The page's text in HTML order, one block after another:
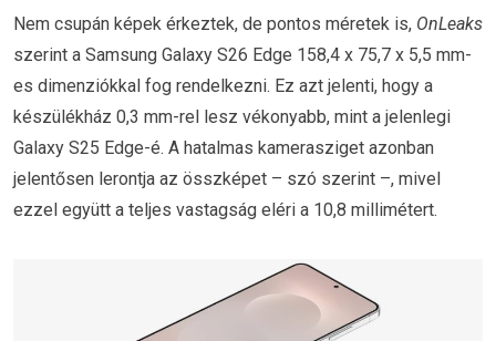
Nem csupán képek érkeztek, de pontos méretek is, OnLeaks
szerint a Samsung Galaxy S26 Edge 158,4 x 75,7 x 5,5 mm-
es dimenziókkal fog rendelkezni. Ez azt jelenti, hogy a
készülékház 0,3 mm-rel lesz vékonyabb, mint a jelenlegi
Galaxy S25 Edge-é. A hatalmas kamerasziget azonban
jelentősen lerontja az összképet – szó szerint –, mivel
ezzel együtt a teljes vastagság eléri a 10,8 millimétert.